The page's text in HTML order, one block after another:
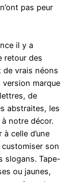
pas peur
il y a
retour des
de vrais néons
version marque
de
abstraites, les
notre décor.
celle d’une
son
slogans. Tape-
ou jaunes,